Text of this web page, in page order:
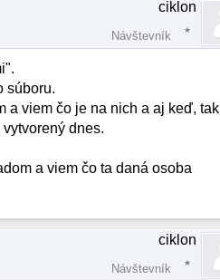
ciklon
Návštevník
súboru.
a viem čo je na nich a aj keď, tak
dnes.
a viem čo ta daná osoba
ciklon
Návštevník